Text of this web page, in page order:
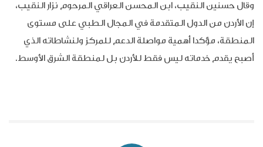
وقال حسنين النقيب، ابن المحسن العراقي المرحوم نزار النقيب،
إن الأردن من الدول المتقدمة في المجال الطبي على مستوى
المنطقة، مؤكدا أهمية مواصلة الدعم للمركز ولنشاطاته الذي
أصبح يقدم خدماته ليس فقط للأردن بل لمنطقة الشرق الأوسط.